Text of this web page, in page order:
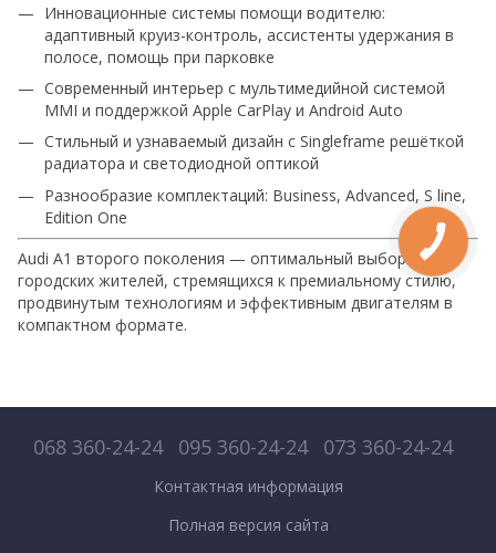
Инновационные системы помощи водителю:
адаптивный круиз-контроль, ассистенты удержания в
полосе, помощь при парковке
Современный интерьер с мультимедийной системой
MMI и поддержкой Apple CarPlay и Android Auto
Стильный и узнаваемый дизайн с Singleframe решёткой
радиатора и светодиодной оптикой
Разнообразие комплектаций: Business, Advanced, S line,
Edition One
Audi A1 второго поколения — оптимальный выбор для
городских жителей, стремящихся к премиальному стилю,
продвинутым технологиям и эффективным двигателям в
компактном формате.
068 360-24-24 095 360-24-24 073 360-24-24
Контактная информация
Полная версия сайта